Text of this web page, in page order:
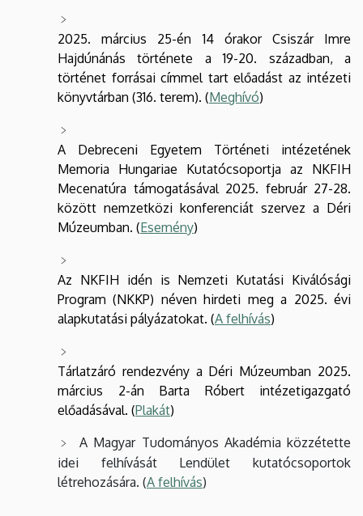
2025. március 25-én 14 órakor Csiszár Imre
Hajdúnánás története a 19-20. században, a
történet forrásai címmel tart előadást az intézeti
könyvtárban (316. terem). (Meghívó)
A Debreceni Egyetem Történeti intézetének
Memoria Hungariae Kutatócsoportja az NKFIH
Mecenatúra támogatásával 2025. február 27-28.
között nemzetközi konferenciát szervez a Déri
Múzeumban. (Esemény)
Az NKFIH idén is Nemzeti Kutatási Kiválósági
Program (NKKP) néven hirdeti meg a 2025. évi
alapkutatási pályázatokat. (A felhívás)
Tárlatzáró rendezvény a Déri Múzeumban 2025.
március 2-án Barta Róbert intézetigazgató
előadásával. (Plakát)
A Magyar Tudományos Akadémia közzétette
idei felhívását Lendület kutatócsoportok
létrehozására. (A felhívás)